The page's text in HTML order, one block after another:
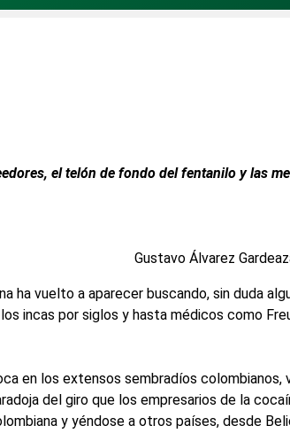
el telón de fondo del fentanilo y las
Gustavo Álvarez
vuelto a aparecer buscando, sin duda
incas por siglos y hasta médicos como
en los extensos sembradíos colombianos,
del giro que los empresarios de la
y yéndose a otros países, desde